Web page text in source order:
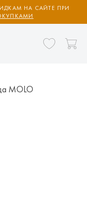
НА САЙТЕ ПРИ